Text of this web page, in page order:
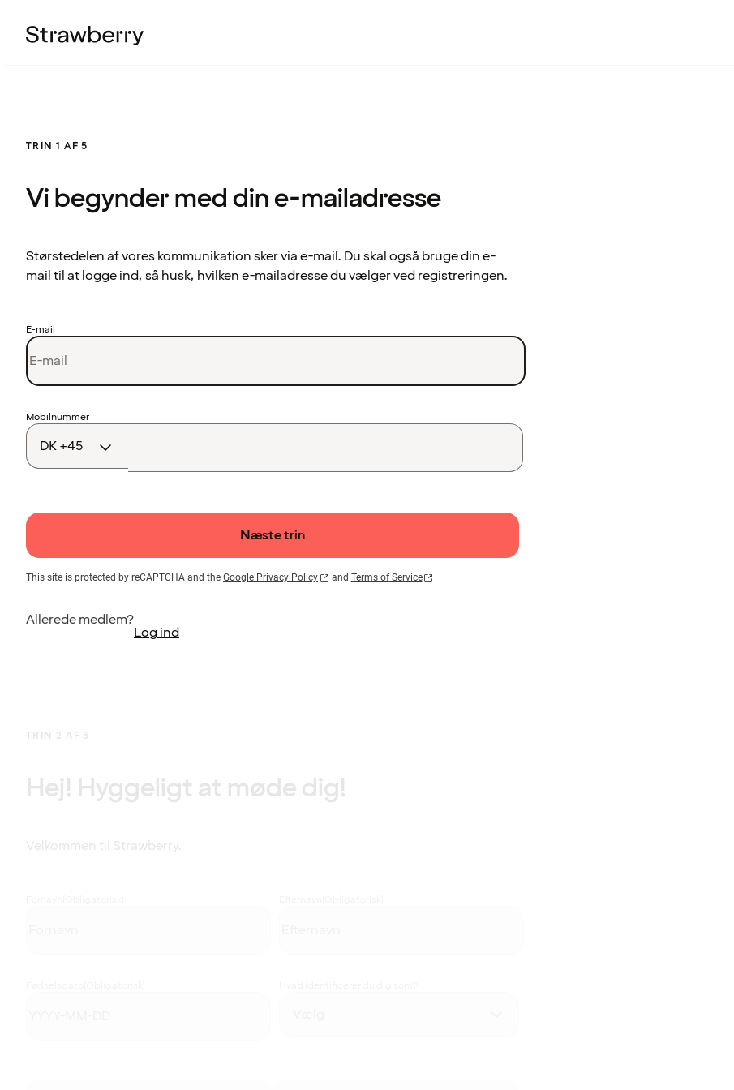
TRIN 1 AF 5
Vi begynder med din e-mailadresse
Størstedelen af vores kommunikation sker via e-mail. Du skal også bruge din e-
mail til at logge ind, så husk, hvilken e-mailadresse du vælger ved registreringen.
E-mail
Landekode
Mobilnummer
Næste trin
This site is protected by reCAPTCHA and the Google Privacy Policy and Terms of Service
Allerede medlem?
Log ind
TRIN 2 AF 5
Hej! Hyggeligt at møde dig!
Velkommen til Strawberry.